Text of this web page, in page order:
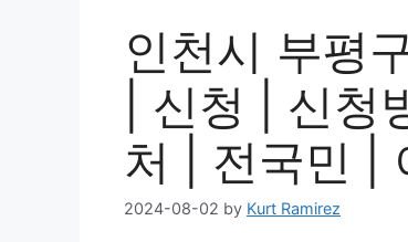
인천시 부평
| 신청 | 신
처 | 전국민 |
2024-08-02 by Kurt Ramirez